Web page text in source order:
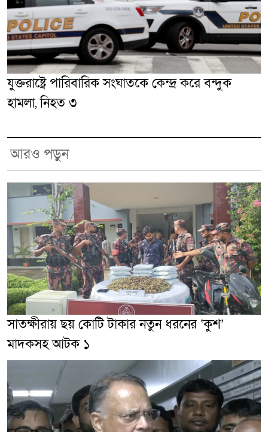
যুক্তরাষ্ট্রে পারিবারিক সংঘাতকে কেন্দ্র করে বন্দুক
হামলা, নিহত ৩
আরও পড়ুন
সাতক্ষীরায় ছয় কোটি টাকার নতুন ধরনের ‘কুশ’
মাদকসহ আটক ১